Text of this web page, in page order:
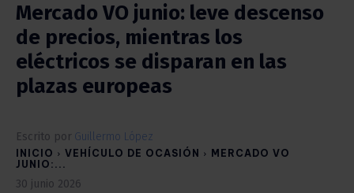
Mercado VO junio: leve descenso
de precios, mientras los
eléctricos se disparan en las
plazas europeas
Escrito por Guillermo López
INICIO VEHÍCULO DE OCASIÓN
MERCADO VO
JUNIO:...
30 junio 2026